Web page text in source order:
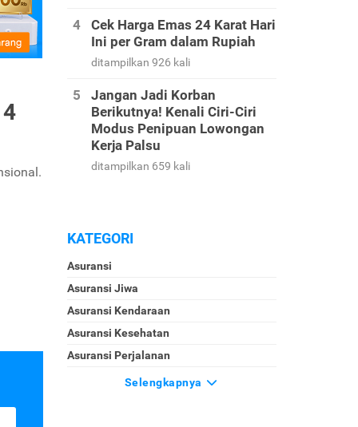
Cek Harga Emas 24 Karat Hari
Ini per Gram dalam Rupiah
ditampilkan 926 kali
Jangan Jadi Korban
Berikutnya! Kenali Ciri-Ciri
Modus Penipuan Lowongan
Kerja Palsu
ditampilkan 659 kali
KATEGORI
Asuransi
Asuransi Jiwa
Asuransi Kendaraan
Asuransi Kesehatan
Asuransi Perjalanan
Selengkapnya